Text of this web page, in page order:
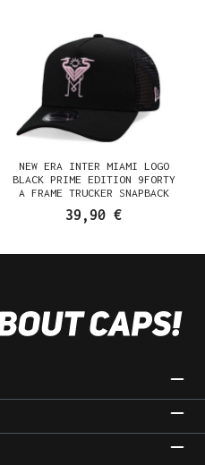
NEW ERA INTER MIAMI LOGO
BLACK PRIME EDITION 9FORTY
A FRAME TRUCKER SNAPBACK
CASQUETTE
39,90 €